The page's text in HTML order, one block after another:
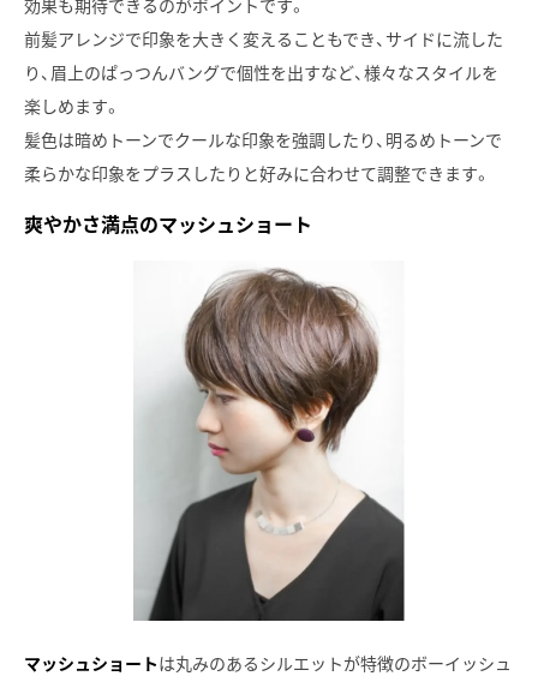
効果も期待できるのがポイントです。
前髪アレンジで印象を大きく変えることもでき、サイドに流した
り、眉上のぱっつんバングで個性を出すなど、様々なスタイルを
楽しめます。
髪色は暗めトーンでクールな印象を強調したり、明るめトーンで
柔らかな印象をプラスしたりと好みに合わせて調整できます。
爽やかさ満点のマッシュショート
マッシュショート は丸みのあるシルエットが特徴のボーイッシュ